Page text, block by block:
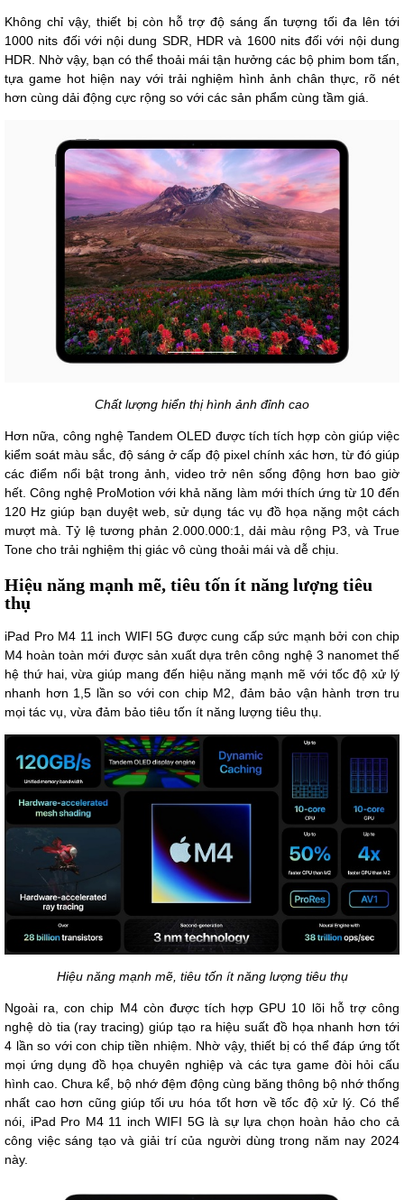
Không chỉ vậy, thiết bị còn hỗ trợ độ sáng ấn tượng tối đa lên tới
1000 nits đối với nội dung SDR, HDR và 1600 nits đối với nội dung
HDR. Nhờ vậy, bạn có thể thoải mái tận hưởng các bộ phim bom tấn,
tựa game hot hiện nay với trải nghiệm hình ảnh chân thực, rõ nét
hơn cùng dải động cực rộng so với các sản phẩm cùng tầm giá.
Chất lượng hiển thị hình ảnh đỉnh cao
Hơn nữa, công nghệ Tandem OLED được tích tích hợp còn giúp việc
kiểm soát màu sắc, độ sáng ở cấp độ pixel chính xác hơn, từ đó giúp
các điểm nổi bật trong ảnh, video trở nên sống động hơn bao giờ
hết. Công nghệ ProMotion với khả năng làm mới thích ứng từ 10 đến
120 Hz giúp bạn duyệt web, sử dụng tác vụ đồ họa nặng một cách
mượt mà. Tỷ lệ tương phản 2.000.000:1, dải màu rộng P3, và True
Tone cho trải nghiệm thị giác vô cùng thoải mái và dễ chịu.
Hiệu năng mạnh mẽ, tiêu tốn ít năng lượng tiêu
thụ
iPad Pro M4 11 inch WIFI 5G được cung cấp sức mạnh bởi con chip
M4 hoàn toàn mới được sản xuất dựa trên công nghệ 3 nanomet thế
hệ thứ hai, vừa giúp mang đến hiệu năng mạnh mẽ với tốc độ xử lý
nhanh hơn 1,5 lần so với con chip M2, đảm bảo vận hành trơn tru
mọi tác vụ, vừa đảm bảo tiêu tốn ít năng lượng tiêu thụ.
Hiệu năng mạnh mẽ, tiêu tốn ít năng lượng tiêu thụ
Ngoài ra, con chip M4 còn được tích hợp GPU 10 lõi hỗ trợ công
nghệ dò tia (ray tracing) giúp tạo ra hiệu suất đồ họa nhanh hơn tới
4 lần so với con chip tiền nhiệm. Nhờ vậy, thiết bị có thể đáp ứng tốt
mọi ứng dụng đồ họa chuyên nghiệp và các tựa game đòi hỏi cấu
hình cao. Chưa kể, bộ nhớ đệm động cùng băng thông bộ nhớ thống
nhất cao hơn cũng giúp tối ưu hóa tốt hơn về tốc độ xử lý. Có thể
nói, iPad Pro M4 11 inch WIFI 5G là sự lựa chọn hoàn hảo cho cả
công việc sáng tạo và giải trí của người dùng trong năm nay 2024
này.